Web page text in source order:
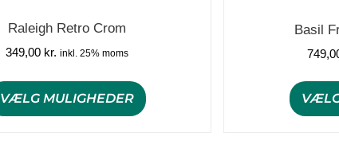
Raleigh Retro Crom
349,00 kr. inkl. 25% moms
VÆLG MULIGHEDER
Basil